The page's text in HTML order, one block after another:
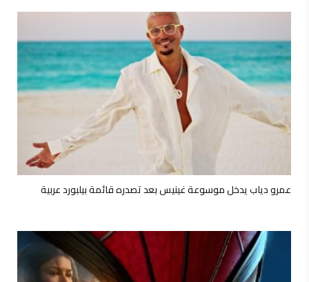
عمرو دياب يدخل موسوعة غينيس بعد تصدره قائمة بيلبورد عربية